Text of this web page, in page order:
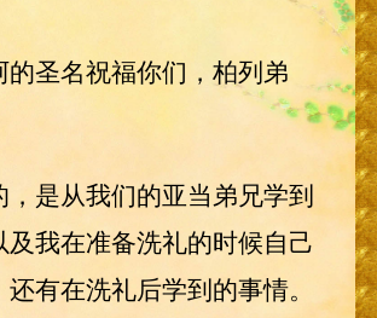
的圣名祝福你们，柏列弟
，是从我们的亚当弟兄学到
及我在准备洗礼的时候自己
有在洗礼后学到的事情。